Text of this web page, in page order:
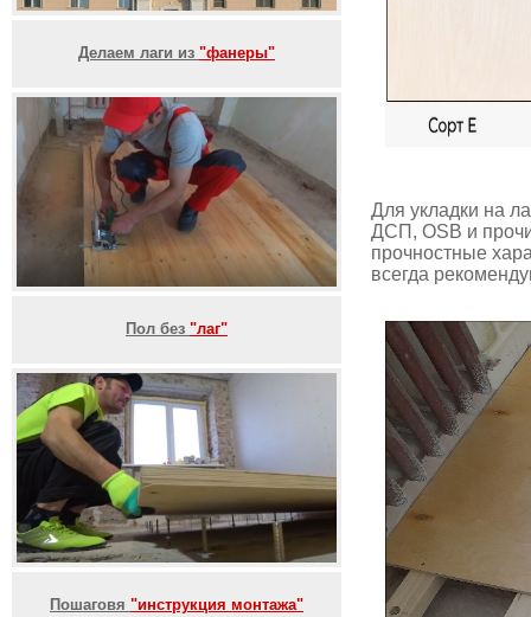
Делаем лаги из "фанеры"
Пол без "лаг"
Пошаговя "инструкция монтажа"
Для укладки на
ДСП, OSB и
прочностные
всегда